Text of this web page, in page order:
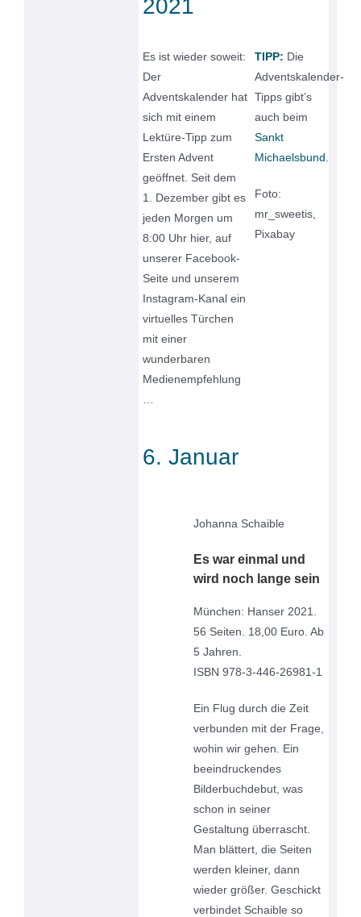
2021
Es ist wieder soweit:
Der
Adventskalender hat
sich mit einem
Lektüre-Tipp zum
Ersten Advent
geöffnet. Seit dem
1. Dezember gibt es
jeden Morgen um
8:00 Uhr hier, auf
unserer Facebook-
Seite und unserem
Instagram-Kanal ein
virtuelles Türchen
mit einer
wunderbaren
Medienempfehlung
…
TIPP: Die
Adventskalender-
Tipps gibt’s
auch beim
Sankt
Michaelsbund.
Foto:
mr_sweetis,
Pixabay
6. Januar
Johanna Schaible
Es war einmal und
wird noch lange sein
München: Hanser 2021.
56 Seiten. 18,00 Euro. Ab
5 Jahren.
ISBN 978-3-446-26981-1
Ein Flug durch die Zeit
verbunden mit der Frage,
wohin wir gehen. Ein
beeindruckendes
Bilderbuchdebut, was
schon in seiner
Gestaltung überrascht.
Man blättert, die Seiten
werden kleiner, dann
wieder größer. Geschickt
verbindet Schaible so